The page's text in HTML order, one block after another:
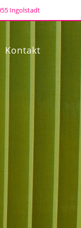
Ingolstadt
Kontakt